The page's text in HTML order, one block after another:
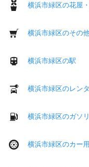
横浜市緑区の花屋
横浜市緑区のその
横浜市緑区の駅
横浜市緑区のレン
横浜市緑区のガソ
横浜市緑区のカー